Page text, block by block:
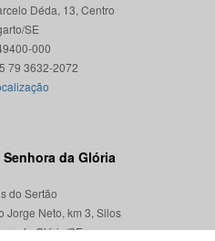
Déda, 13, Centro
SE
000
da Glória
do Sertão
Jorge Neto, km 3, Silos
da Glória/SE